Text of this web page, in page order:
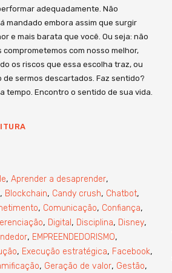
adequadamente. Não
mandado embora assim que surgir
e mais barata que você. Ou seja: não
comprometemos com nosso melhor,
os riscos que essa escolha traz, ou
de sermos descartados. Faz sentido?
tempo. Encontro o sentido de sua vida.
, Aprender a desaprender,
, Blockchain, Candy crush, Chatbot,
, Comunicação, Confiança,
, Digital , Disciplina, Disney,
, EMPREENDEDORISMO,
, Execução estratégica, Facebook,
, Geração de valor, Gestão,